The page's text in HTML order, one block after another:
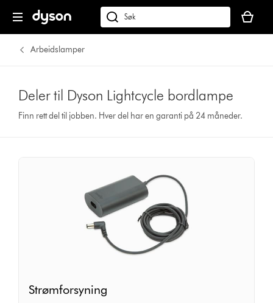
Søk
på
din
er
Arbeidslamper
Deler til Dyson Lightcycle bordlampe
Finn rett del til jobben. Hver del har en garanti på 24 måneder.
Strømforsyning